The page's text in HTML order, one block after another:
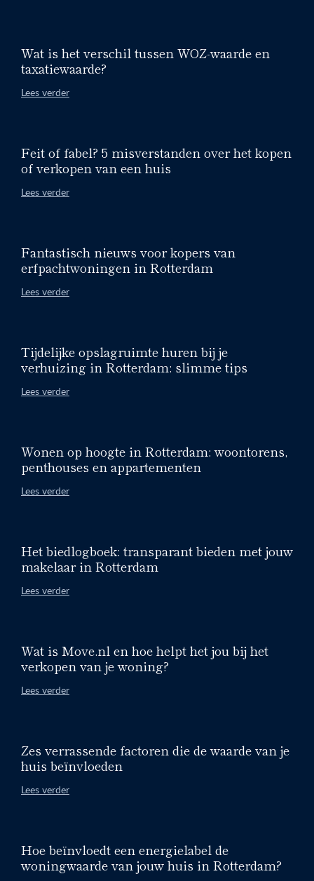
Wat is het verschil tussen WOZ-waarde en
taxatiewaarde?
Lees verder
Feit of fabel? 5 misverstanden over het kopen
of verkopen van een huis
Lees verder
Fantastisch nieuws voor kopers van
erfpachtwoningen in Rotterdam
Lees verder
Tijdelijke opslagruimte huren bij je
verhuizing in Rotterdam: slimme tips
Lees verder
Wonen op hoogte in Rotterdam: woontorens,
penthouses en appartementen
Lees verder
Het biedlogboek: transparant bieden met jouw
makelaar in Rotterdam
Lees verder
Wat is Move.nl en hoe helpt het jou bij het
verkopen van je woning?
Lees verder
Zes verrassende factoren die de waarde van je
huis beïnvloeden
Lees verder
Hoe beïnvloedt een energielabel de
woningwaarde van jouw huis in Rotterdam?